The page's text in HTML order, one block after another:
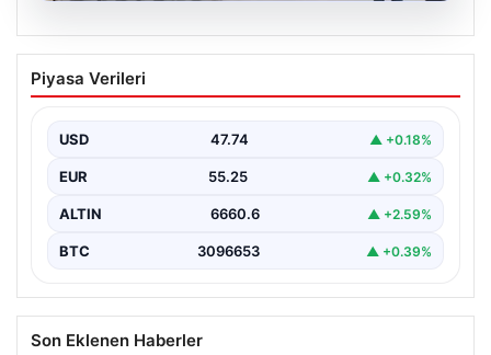
05.08.2026
Avcılar Belediyesi’ne operasyon. 12
şüpheli gözaltına alındı
Piyasa Verileri
USD 47.74 ▲ +0.18%
EUR 55.25 ▲ +0.32%
ALTIN 6660.6 ▲ +2.59%
BTC 3096653 ▲ +0.39%
Son Eklenen Haberler